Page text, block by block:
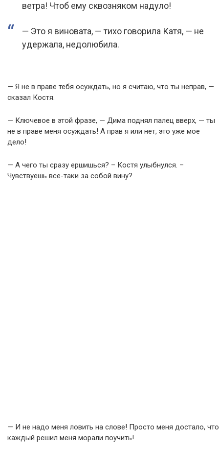
ветра! Чтоб ему сквозняком надуло!
— Это я виновата, — тихо говорила Катя, — не
удержала, недолюбила.
— Я не в праве тебя осуждать, но я считаю, что ты неправ, —
сказал Костя.
— Ключевое в этой фразе, — Дима поднял палец вверх, — ты
не в праве меня осуждать! А прав я или нет, это уже мое
дело!
— А чего ты сразу ершишься? – Костя улыбнулся. –
Чувствуешь все-таки за собой вину?
— И не надо меня ловить на слове! Просто меня достало, что
каждый решил меня морали поучить!